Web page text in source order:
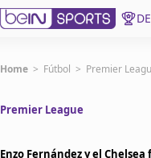
Get Bein
United States
Home > Fútbol > Premier
Premier League
Enzo Fernández y el